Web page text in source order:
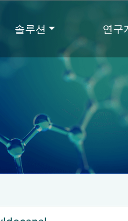
솔루션 연구